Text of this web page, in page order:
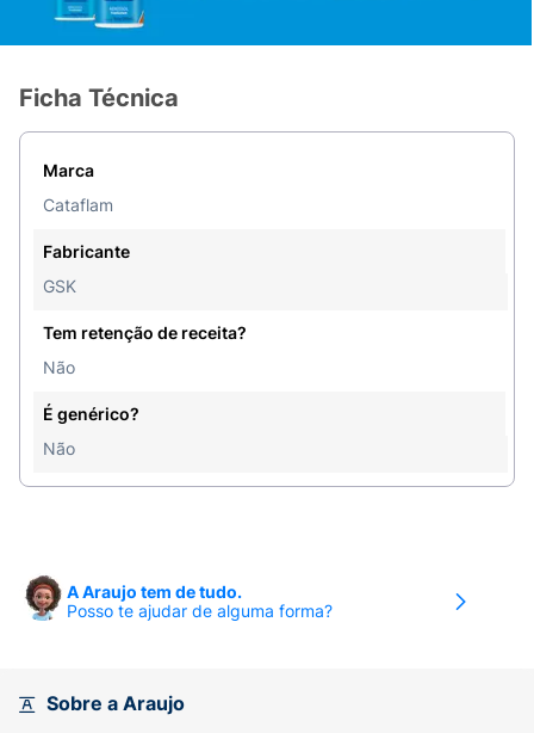
Ficha Técnica
Marca
Cataflam
Fabricante
GSK
Tem retenção de receita?
Não
É genérico?
Não
A Araujo tem de tudo.
Posso te ajudar de alguma forma?
Sobre a Araujo